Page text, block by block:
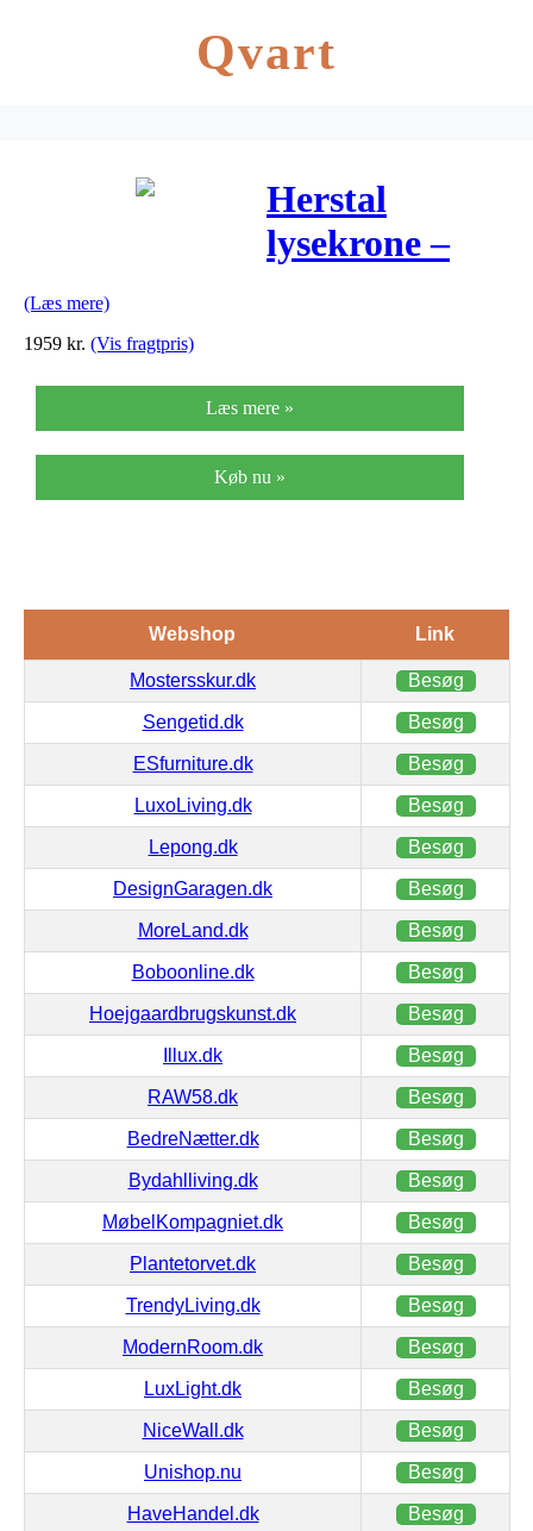
Qvart
Herstal
lysekrone –
(Læs mere)
1959 kr. (Vis fragtpris)
Læs mere »
Køb nu »
Webshop Link
Mostersskur.dk Besøg
Sengetid.dk Besøg
ESfurniture.dk Besøg
LuxoLiving.dk Besøg
Lepong.dk Besøg
DesignGaragen.dk Besøg
MoreLand.dk Besøg
Boboonline.dk Besøg
Hoejgaardbrugskunst.dk Besøg
Illux.dk Besøg
RAW58.dk Besøg
BedreNætter.dk Besøg
Bydahlliving.dk Besøg
MøbelKompagniet.dk Besøg
Plantetorvet.dk Besøg
TrendyLiving.dk Besøg
ModernRoom.dk Besøg
LuxLight.dk Besøg
NiceWall.dk Besøg
Unishop.nu Besøg
HaveHandel.dk Besøg